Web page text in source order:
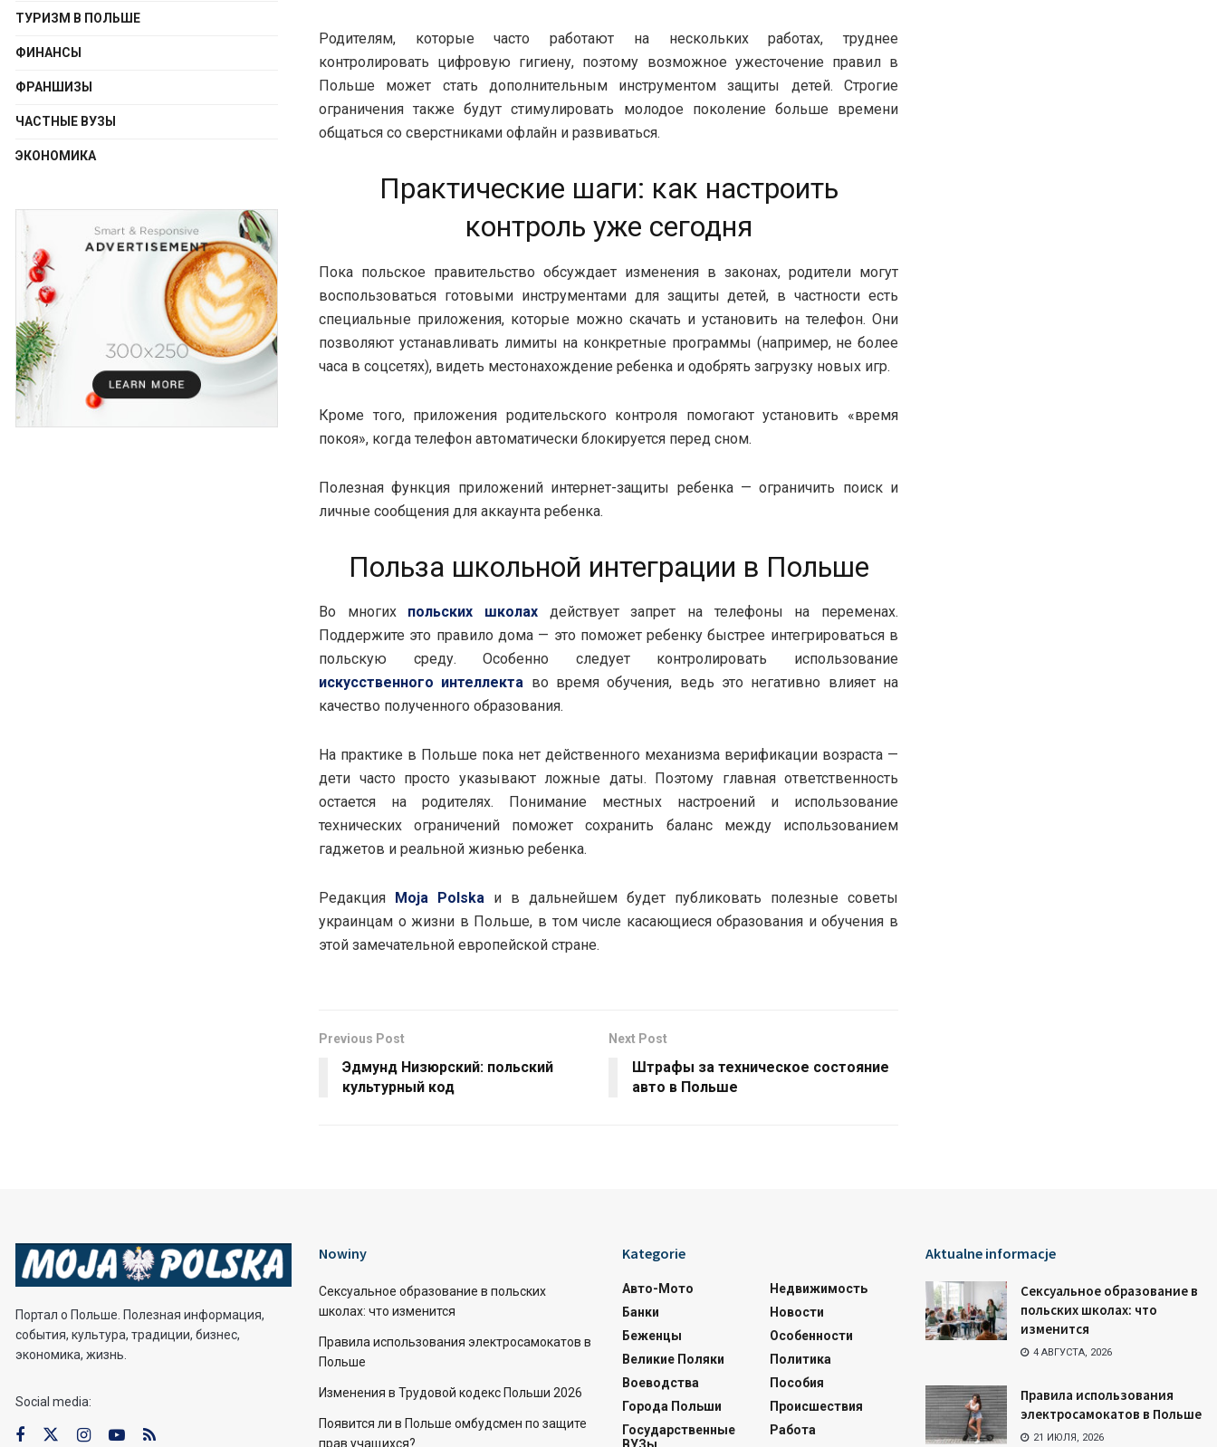
Родителям, которые часто работают на нескольких работах, труднее
контролировать цифровую гигиену, поэтому возможное ужесточение правил в
Польше может стать дополнительным инструментом защиты детей. Строгие
ограничения также будут стимулировать молодое поколение больше времени
общаться со сверстниками офлайн и развиваться.
Практические шаги: как настроить
контроль уже сегодня
Пока польское правительство обсуждает изменения в законах, родители могут
воспользоваться готовыми инструментами для защиты детей, в частности есть
специальные приложения, которые можно скачать и установить на телефон. Они
позволяют устанавливать лимиты на конкретные программы (например, не более
часа в соцсетях), видеть местонахождение ребенка и одобрять загрузку новых игр.
Кроме того, приложения родительского контроля помогают установить «время
покоя», когда телефон автоматически блокируется перед сном.
Полезная функция приложений интернет-защиты ребенка — ограничить поиск и
личные сообщения для аккаунта ребенка.
Польза школьной интеграции в Польше
Во многих польских школах действует запрет на телефоны на переменах.
Поддержите это правило дома — это поможет ребенку быстрее интегрироваться в
польскую среду. Особенно следует контролировать использование
искусственного интеллекта во время обучения, ведь это негативно влияет на
качество полученного образования.
На практике в Польше пока нет действенного механизма верификации возраста —
дети часто просто указывают ложные даты. Поэтому главная ответственность
остается на родителях. Понимание местных настроений и использование
технических ограничений поможет сохранить баланс между использованием
гаджетов и реальной жизнью ребенка.
Редакция Moja Polska и в дальнейшем будет публиковать полезные советы
украинцам о жизни в Польше, в том числе касающиеся образования и обучения в
этой замечательной европейской стране.
Previous Post
Эдмунд Низюрский: польский
культурный код
Next Post
Штрафы за техническое состояние
авто в Польше
ТУРИЗМ В ПОЛЬШЕ
ФИНАНСЫ
ФРАНШИЗЫ
ЧАСТНЫЕ ВУЗЫ
ЭКОНОМИКА
Портал о Польше. Полезная информация,
события, культура, традиции, бизнес,
экономика, жизнь.
Social media:
Nowiny
Сексуальное образование в польских
школах: что изменится
Правила использования электросамокатов в
Польше
Изменения в Трудовой кодекс Польши 2026
Появится ли в Польше омбудсмен по защите
прав учащихся?
Kategorie
Авто-Мото
Банки
Беженцы
Великие Поляки
Воеводства
Города Польши
Государственные
Недвижимость
Новости
Особенности
Политика
Пособия
Происшествия
Работа
Aktualne informacje
Сексуальное образование в
польских школах: что
изменится
4 АВГУСТА, 2026
Правила использования
электросамокатов в Польше
21 ИЮЛЯ, 2026